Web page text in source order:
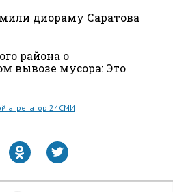
диораму Саратова
района о
вывозе мусора: Это
агрегатор 24СМИ